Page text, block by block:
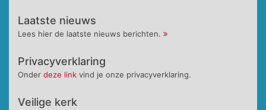
Laatste nieuws
Lees hier de laatste nieuws berichten.
Privacyverklaring
Onder deze link vind je onze privacyverklaring.
Veilige kerk